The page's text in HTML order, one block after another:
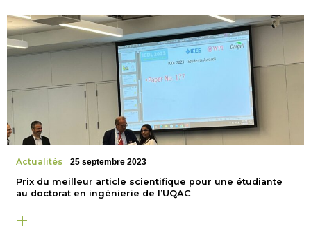
Actualités 25 septembre 2023
Prix du meilleur article scientifique pour une étudiante
au doctorat en ingénierie de l’UQAC